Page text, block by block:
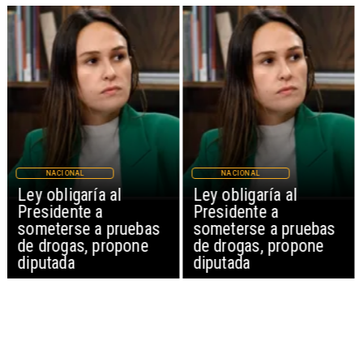
Ley obligaría al
Presidente a
someterse a pruebas
de drogas, propone
diputada
NACIONAL
Ley obligaría al
Presidente a
someterse a pruebas
de drogas, propone
diputada
NACIONAL